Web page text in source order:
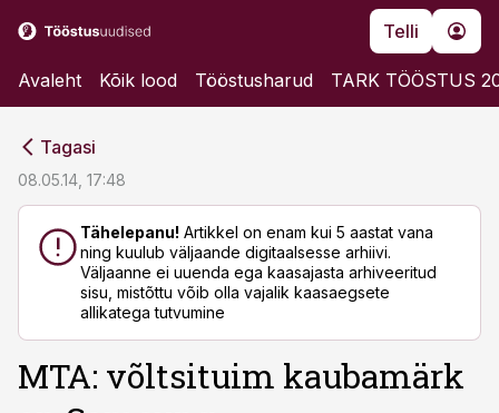
Telli
Avaleht Kõik lood Tööstusharud TARK TÖÖSTUS
Tagasi
08.05.14, 17:48
Tähelepanu! Artikkel on enam kui 5 aastat vana
ning kuulub väljaande digitaalsesse arhiivi.
Väljaanne ei uuenda ega kaasajasta arhiveeritud
sisu, mistõttu võib olla vajalik kaasaegsete
allikatega tutvumine
MTA: võltsituim kaubamärk